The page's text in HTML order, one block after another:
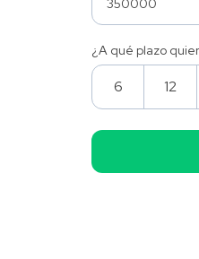
¿A qué plazo
6 12